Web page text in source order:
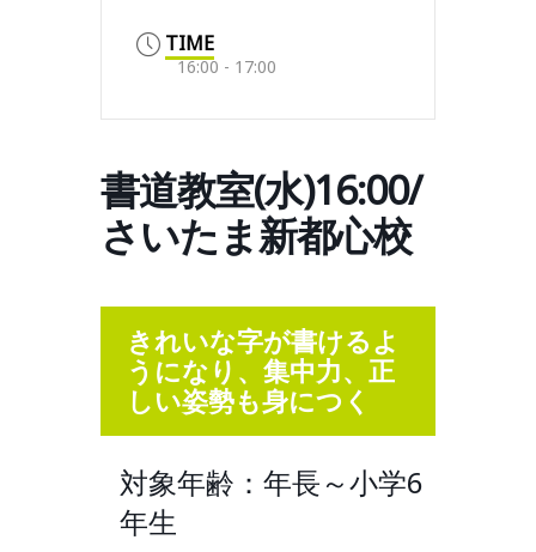
TIME
16:00 - 17:00
書道教室(水)16:00/
さいたま新都心校
きれいな字が書けるよ
うになり、集中力、正
しい姿勢も身につく
対象年齢：年長～小学6
年生